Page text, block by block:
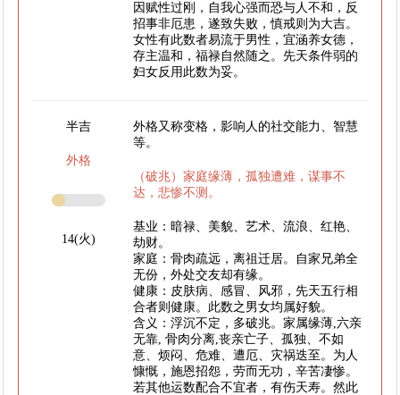
因赋性过刚，自我心强而恐与人不和，反
招事非厄患，遂致失败，慎戒则为大吉。
女性有此数者易流于男性，宜涵养女德，
存主温和，福禄自然随之。先天条件弱的
妇女反用此数为妥。
半吉
外格
14(火)
外格又称变格，影响人的社交能力、智慧
等。
（破兆）家庭缘薄，孤独遭难，谋事不
达，悲惨不测。
基业：暗禄、美貌、艺术、流浪、红艳、
劫财。
家庭：骨肉疏远，离祖迁居。自家兄弟全
无份，外处交友却有缘。
健康：皮肤病、感冒、风邪，先天五行相
合者则健康。此数之男女均属好貌。
含义：浮沉不定，多破兆。家属缘薄,六亲
无靠, 骨肉分离,丧亲亡子、孤独、不如
意、烦闷、危难、遭厄、灾祸迭至。为人
慷慨，施恩招怨，劳而无功，辛苦凄惨。
若其他运数配合不宜者，有伤天寿。然此